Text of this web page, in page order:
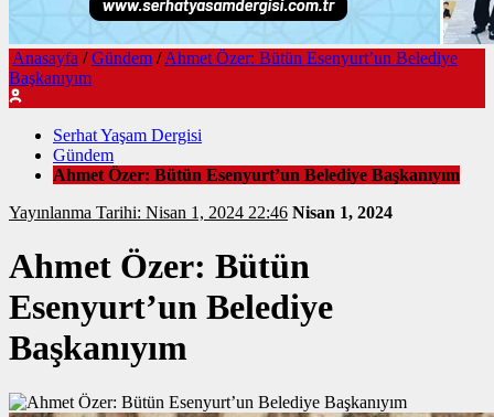
Anasayfa / Gündem / Ahmet Özer: Bütün Esenyurt’un Belediye
Başkanıyım
Serhat Yaşam Dergisi
Gündem
Ahmet Özer: Bütün Esenyurt’un Belediye Başkanıyım
Yayınlanma Tarihi: Nisan 1, 2024 22:46 Nisan 1, 2024
Ahmet Özer: Bütün
Esenyurt’un Belediye
Başkanıyım